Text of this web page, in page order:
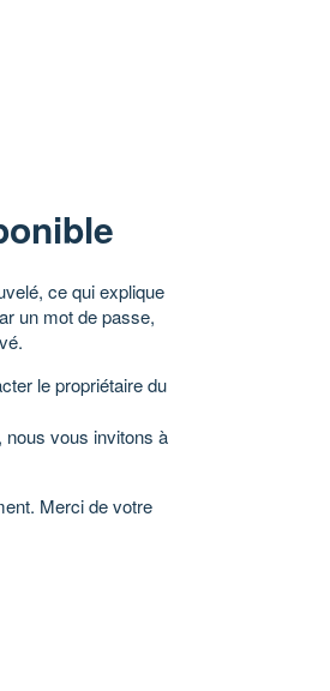
ce qui explique
un mot de passe,
le propriétaire du
nous vous invitons à
Merci de votre